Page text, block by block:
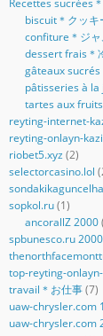
biscuit＊クッキ
confiture＊ジ
dessert frais＊
gâteaux sucrés
pâtisseries à la
tartes aux fruits
reyting-internet-
reyting-onlayn-
riobet5.xyz (2)
selectorcasino.lol
sopkol.ru(1)
ancorallZ 2000
spbunesco.ru 2000
top-reyting-
travail＊お仕事(7)
uaw-chrysler.com 1
uaw-chrysler.com